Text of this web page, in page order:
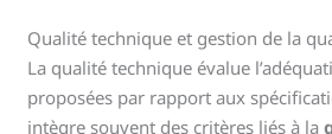
Qualité technique et gestion de la
La qualité technique évalue
proposées par rapport aux
intègre souvent des critères liés à la